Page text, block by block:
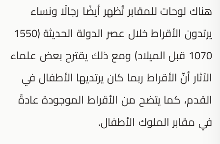
هناك لوحات للمقابر تُظهر أيضًا رجالًا ونساء
يرتدون الأقراط خلال عصر الدولة الحديثة (1550
1070 قبل الميلاد) ومع ذلك يقترح بعض علماء
الآثار أنّ الأقراط ربما كان يرتديها الأطفال في
القدم، كما يتضح من الأقراط الموجودة عادةً
في مقابر الملوك الأطفال.